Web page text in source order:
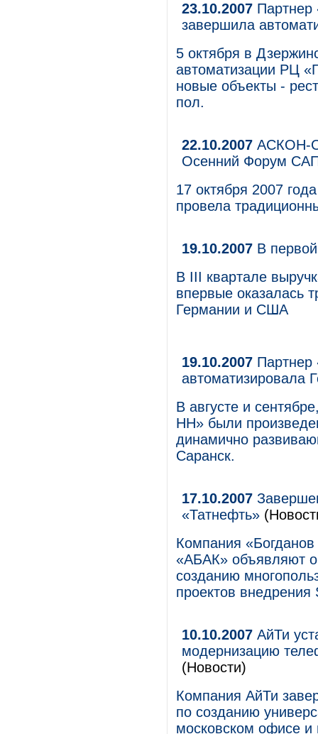
23.10.2007
завершила
5 октября в
автоматизации РЦ
новые объекты -
пол.
22.10.2007 АСКОН-
Осенний Форум
17 октября 2007
провела
19.10.2007 В
В III квартале
впервые оказалась
Германии и США
19.10.2007
автоматизировала
В августе и
НН» были
динамично
Саранск.
17.10.2007
«Татнефть»
Компания
«АБАК» объявляют о
созданию
проектов
10.10.2007 АйТи
модернизацию
(Новости)
Компания АйТи
по созданию
московском офисе и